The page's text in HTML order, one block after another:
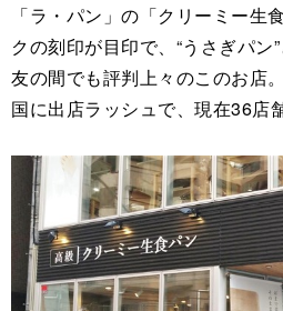
「ラ・パン」の「クリーミー生
クの刻印が目印で、“うさぎパン
友の間でも評判上々のこのお店
国に出店ラッシュで、現在36店